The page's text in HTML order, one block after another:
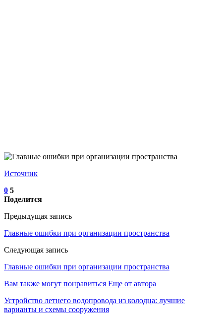
Источник
0 5
Поделится
Предыдущая запись
Главные ошибки при организации пространства
Следующая запись
Главные ошибки при организации пространства
Вам также могут понравиться Еще от автора
Устройство летнего водопровода из колодца: лучшие
варианты и схемы сооружения